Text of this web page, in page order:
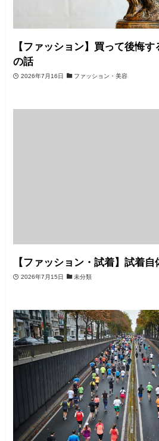
【ファッション】買って後悔
の話
2026年7月16日 ファッション・美容
【ファッション・試着】試着
2026年7月15日 未分類